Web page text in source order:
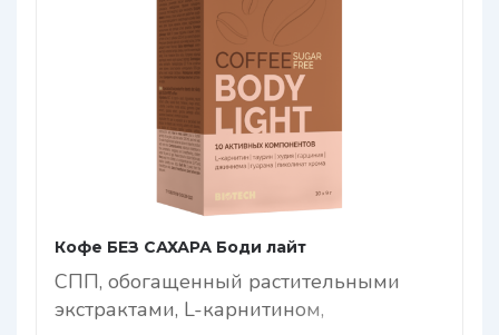
Кофе БЕЗ САХАРА Боди лайт
СПП, обогащенный растительными
экстрактами, L-карнитином,